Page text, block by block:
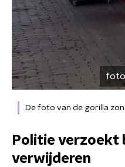
De foto van de gorilla
Politie verzoekt
verwijderen